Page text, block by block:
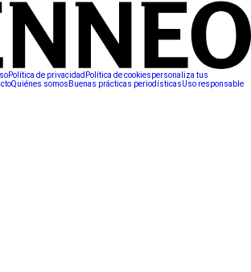
Política de privacidad Política de cookiespersonaliza tus
Quiénes somos Buenas prácticas periodísticasUso responsable